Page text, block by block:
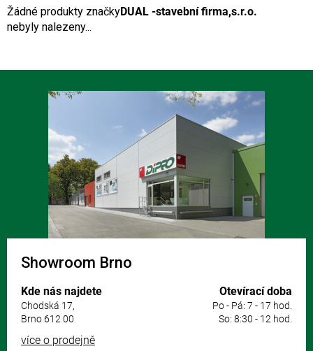
Žádné produkty značkyDUAL -stavební firma,s.r.o.
nebyly nalezeny...
Showroom Brno
Kde nás najdete
Chodská 17,
Brno 612 00
Otevírací doba
Po - Pá: 7 - 17 hod.
So: 8:30 - 12 hod.
více o prodejně